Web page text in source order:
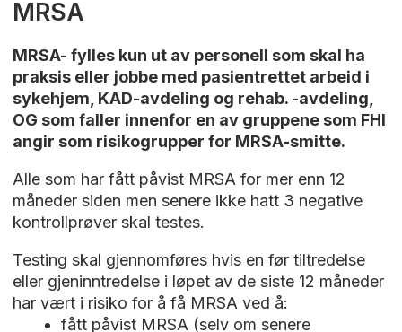
MRSA
MRSA- fylles kun ut av personell som skal ha
praksis eller jobbe med pasientrettet arbeid i
sykehjem, KAD-avdeling og rehab. -avdeling,
OG som faller innenfor en av gruppene som FHI
angir som risikogrupper for MRSA-smitte.
Alle som har fått påvist MRSA for mer enn 12
måneder siden men senere ikke hatt 3 negative
kontrollprøver skal testes.
Testing skal gjennomføres hvis en før tiltredelse
eller gjeninntredelse i løpet av de siste 12 måneder
har vært i risiko for å få MRSA ved å:
fått påvist MRSA (selv om senere